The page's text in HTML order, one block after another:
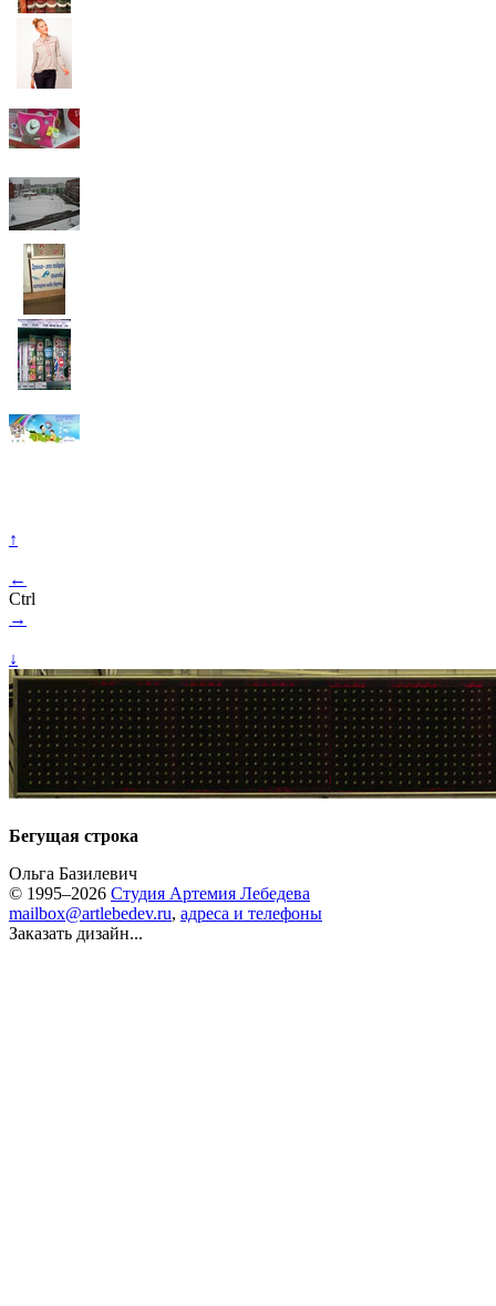
↑
←
Ctrl
→
↓
Бегущая строка
Ольга Базилевич
© 1995–2026 Студия Артемия Лебедева
mailbox@artlebedev.ru, адреса и телефоны
Заказать дизайн...